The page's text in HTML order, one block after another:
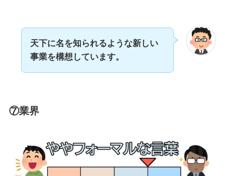
天下に名を知られるような新しい
事業を構想しています。
⑦業界